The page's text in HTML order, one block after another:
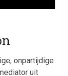
onpartijdige
uit